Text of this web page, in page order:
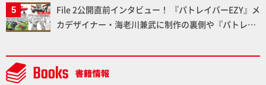
File 2公開直前インタビュー！ 『パトレイバーEZY』メ
カデザイナー・海老川兼武に制作の裏側や『パトレイ